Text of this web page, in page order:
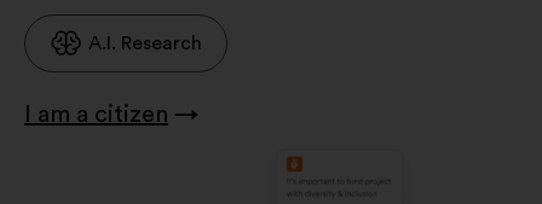
A.I. Research
I am a citizen →